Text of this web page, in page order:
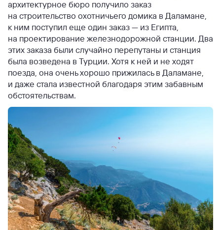
архитектурное бюро получило заказ
на строительство охотничьего домика в Даламане,
к ним поступил еще один заказ — из Египта,
на проектирование железнодорожной станции. Два
этих заказа были случайно перепутаны и станция
была возведена в Турции. Хотя к ней и не ходят
поезда, она очень хорошо прижилась в Даламане,
и даже стала известной благодаря этим забавным
обстоятельствам.